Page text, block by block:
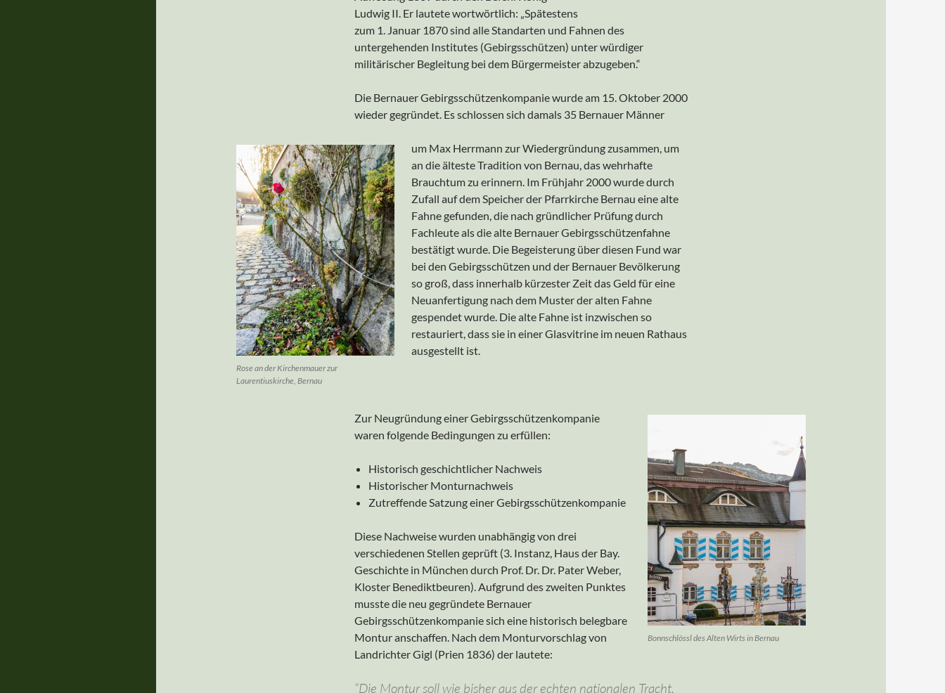
Ludwig II. Er lautete wortwörtlich: „Spätestens
zum 1. Januar 1870 sind alle Standarten und Fahnen des
untergehenden Institutes (Gebirgsschützen) unter würdiger
militärischer Begleitung bei dem Bürgermeister abzugeben.“
Die Bernauer Gebirgsschützenkompanie wurde am 15. Oktober 2000
wieder gegründet. Es schlossen sich damals 35 Bernauer Männer
Rose an der Kirchenmauer zur
Laurentiuskirche, Bernau
um Max Herrmann zur Wiedergründung zusammen, um
an die älteste Tradition von Bernau, das wehrhafte
Brauchtum zu erinnern. Im Frühjahr 2000 wurde durch
Zufall auf dem Speicher der Pfarrkirche Bernau eine alte
Fahne gefunden, die nach gründlicher Prüfung durch
Fachleute als die alte Bernauer Gebirgsschützenfahne
bestätigt wurde. Die Begeisterung über diesen Fund war
bei den Gebirgsschützen und der Bernauer Bevölkerung
so groß, dass innerhalb kürzester Zeit das Geld für eine
Neuanfertigung nach dem Muster der alten Fahne
gespendet wurde. Die alte Fahne ist inzwischen so
restauriert, dass sie in einer Glasvitrine im neuen Rathaus
ausgestellt ist.
Bonnschlössl des Alten Wirts in Bernau
Zur Neugründung einer Gebirgsschützenkompanie
waren folgende Bedingungen zu erfüllen:
Historisch geschichtlicher Nachweis
Historischer Monturnachweis
Zutreffende Satzung einer Gebirgsschützenkompanie
Diese Nachweise wurden unabhängig von drei
verschiedenen Stellen geprüft (3. Instanz, Haus der Bay.
Geschichte in München durch Prof. Dr. Dr. Pater Weber,
Kloster Benediktbeuren). Aufgrund des zweiten Punktes
musste die neu gegründete Bernauer
Gebirgsschützenkompanie sich eine historisch belegbare
Montur anschaffen. Nach dem Monturvorschlag von
Landrichter Gigl (Prien 1836) der lautete:
“Die Montur soll wie bisher aus der echten nationalen Tracht,